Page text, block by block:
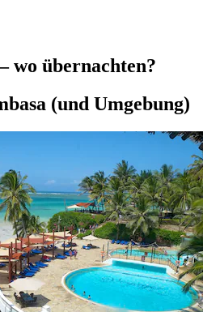
wo übernachten?
(und Umgebung)